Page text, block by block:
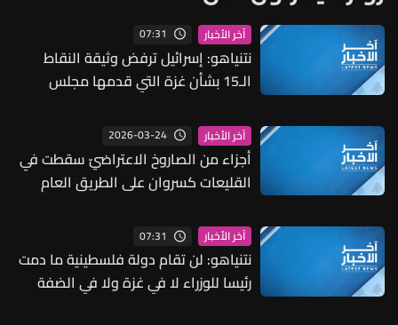
آخر الأخبار 07:31
نتنياهو: إسرائيل ترفض وثيقة النقاط
الـ15 بشأن غزة التي قدمها مجلس
سلاح حماس بشكل حقيقي
آخر الأخبار 2026-03-24
أجزاء من الصاروخ الاعتراضيّ سقطت في
القليعات كسروان على الطريق العام
أخرى من كسروان ساحلًا وجبلًا
آخر الأخبار 07:31
نتنياهو: لن تقام دولة فلسطينية ما دمت
رئيسا للوزراء لا في غزة ولا في الضفة